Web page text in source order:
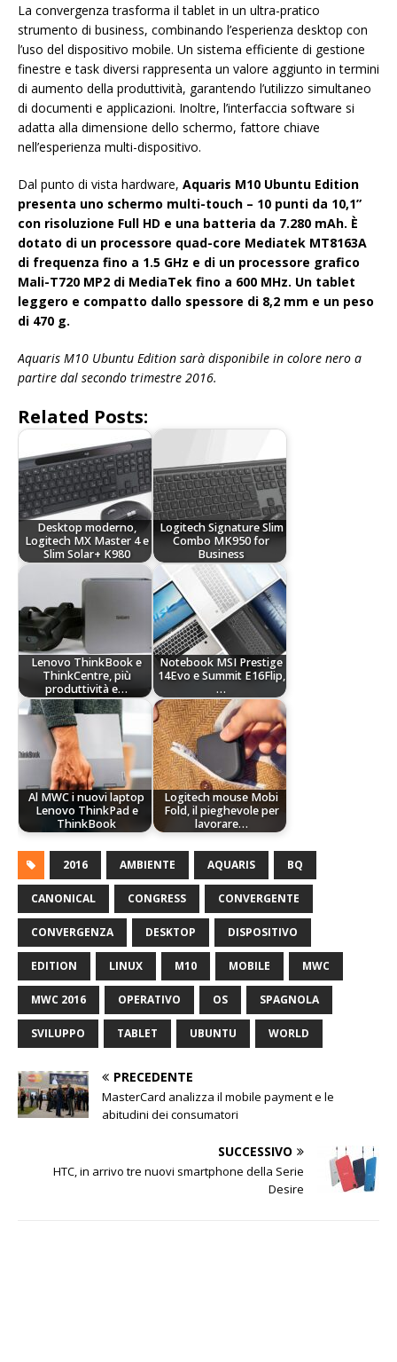
La convergenza trasforma il tablet in un ultra-pratico
strumento di business, combinando l’esperienza desktop con
l’uso del dispositivo mobile. Un sistema efficiente di gestione
finestre e task diversi rappresenta un valore aggiunto in termini
di aumento della produttività, garantendo l’utilizzo simultaneo
di documenti e applicazioni. Inoltre, l’interfaccia software si
adatta alla dimensione dello schermo, fattore chiave
nell’esperienza multi-dispositivo.
Dal punto di vista hardware, Aquaris M10 Ubuntu Edition
presenta uno schermo multi-touch – 10 punti da 10,1”
con risoluzione Full HD e una batteria da 7.280 mAh. È
dotato di un processore quad-core Mediatek MT8163A
di frequenza fino a 1.5 GHz e di un processore grafico
Mali-T720 MP2 di MediaTek fino a 600 MHz. Un tablet
leggero e compatto dallo spessore di 8,2 mm e un peso
di 470 g.
Aquaris M10 Ubuntu Edition sarà disponibile in colore nero a
partire dal secondo trimestre 2016.
Related Posts:
Desktop moderno,
Logitech MX Master 4 e
Slim Solar+ K980
Logitech Signature Slim
Combo MK950 for
Business
Lenovo ThinkBook e
ThinkCentre, più
produttività e…
Notebook MSI Prestige
14Evo e Summit E16Flip,
…
Al MWC i nuovi laptop
Lenovo ThinkPad e
ThinkBook
Logitech mouse Mobi
Fold, il pieghevole per
lavorare…
2016 AMBIENTE AQUARIS BQ
CANONICAL CONGRESS CONVERGENTE
CONVERGENZA DESKTOP DISPOSITIVO
EDITION LINUX M10 MOBILE MWC
MWC 2016 OPERATIVO OS SPAGNOLA
SVILUPPO TABLET UBUNTU WORLD
PRECEDENTE
MasterCard analizza il mobile payment e le
abitudini dei consumatori
SUCCESSIVO
HTC, in arrivo tre nuovi smartphone della Serie
Desire